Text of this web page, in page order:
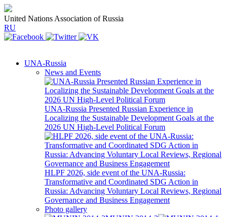
United Nations Association of Russia
RU
UNA-Russia
News and Events
UNA-Russia Presented Russian Experience in
Localizing the Sustainable Development Goals at the
2026 UN High-Level Political Forum
HLPF 2026, side event of the UNA-Russia:
Transformative and Coordinated SDG Action in
Russia: Advancing Voluntary Local Reviews, Regional
Governance and Business Engagement
Photo gallery